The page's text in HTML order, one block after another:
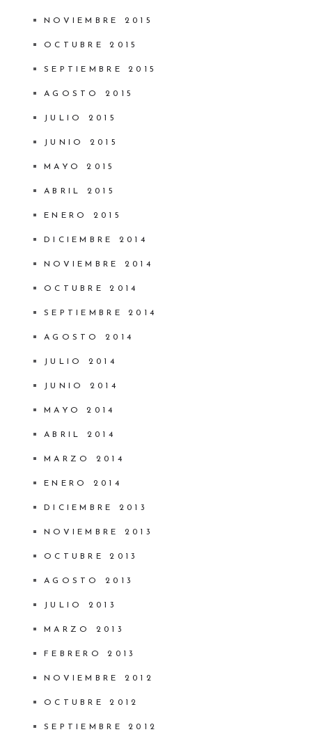
NOVIEMBRE 2015
OCTUBRE 2015
SEPTIEMBRE 2015
AGOSTO 2015
JULIO 2015
JUNIO 2015
MAYO 2015
ABRIL 2015
ENERO 2015
DICIEMBRE 2014
NOVIEMBRE 2014
OCTUBRE 2014
SEPTIEMBRE 2014
AGOSTO 2014
JULIO 2014
JUNIO 2014
MAYO 2014
ABRIL 2014
MARZO 2014
ENERO 2014
DICIEMBRE 2013
NOVIEMBRE 2013
OCTUBRE 2013
AGOSTO 2013
JULIO 2013
MARZO 2013
FEBRERO 2013
NOVIEMBRE 2012
OCTUBRE 2012
SEPTIEMBRE 2012